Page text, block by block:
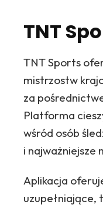
TNT
TNT Sports
mistrzostw
za
Platforma
wśród osób
i najważniejsze
Aplikacja
uzupełniające,